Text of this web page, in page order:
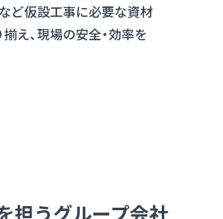
ど仮設工事に必要な資材
え、現場の安全・効率を
担うグループ会社